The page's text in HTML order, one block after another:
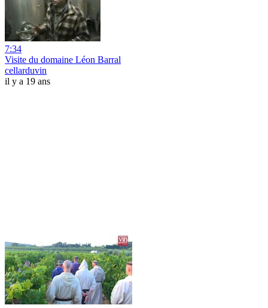
7:34
Visite du domaine Léon Barral
cellarduvin
il y a 19 ans